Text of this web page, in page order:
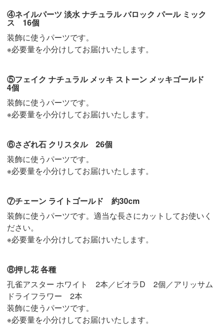
④ネイルパーツ 淡水 ナチュラル バロック パール ミック
ス 16個
装飾に使うパーツです。
※必要量を小分けしてお届けいたします。
⑤フェイク ナチュラル メッキ ストーン メッキゴールド
4個
装飾に使うパーツです。
※必要量を小分けしてお届けいたします。
⑥さざれ石 クリスタル 26個
装飾に使うパーツです。
※必要量を小分けしてお届けいたします。
⑦チェーン ライトゴールド 約30cm
装飾に使うパーツです。適当な長さにカットしてお使いく
ださい。
※必要量を小分けしてお届けいたします。
⑧押し花 各種
孔雀アスター ホワイト 2本／ビオラD 2個／アリッサム
ドライフラワー 2本
装飾に使うパーツです。
※必要量を小分けしてお届けいたします。